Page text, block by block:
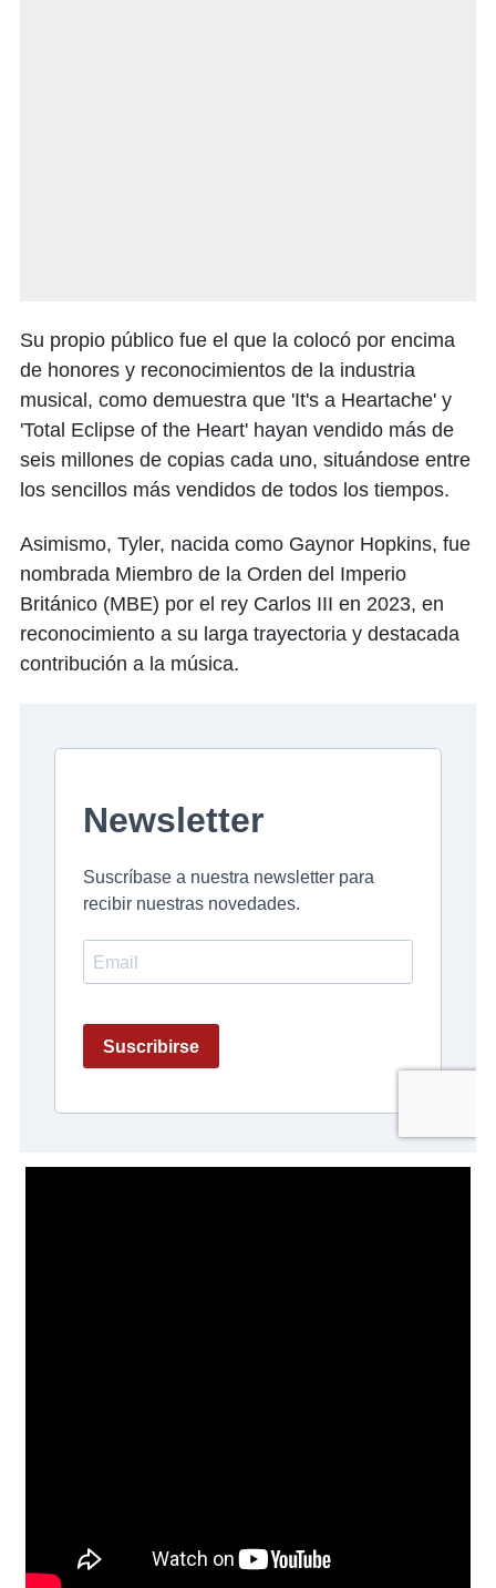
Su propio público fue el que la colocó por encima
de honores y reconocimientos de la industria
musical, como demuestra que 'It's a Heartache' y
'Total Eclipse of the Heart' hayan vendido más de
seis millones de copias cada uno, situándose entre
los sencillos más vendidos de todos los tiempos.
Asimismo, Tyler, nacida como Gaynor Hopkins, fue
nombrada Miembro de la Orden del Imperio
Británico (MBE) por el rey Carlos III en 2023, en
reconocimiento a su larga trayectoria y destacada
contribución a la música.